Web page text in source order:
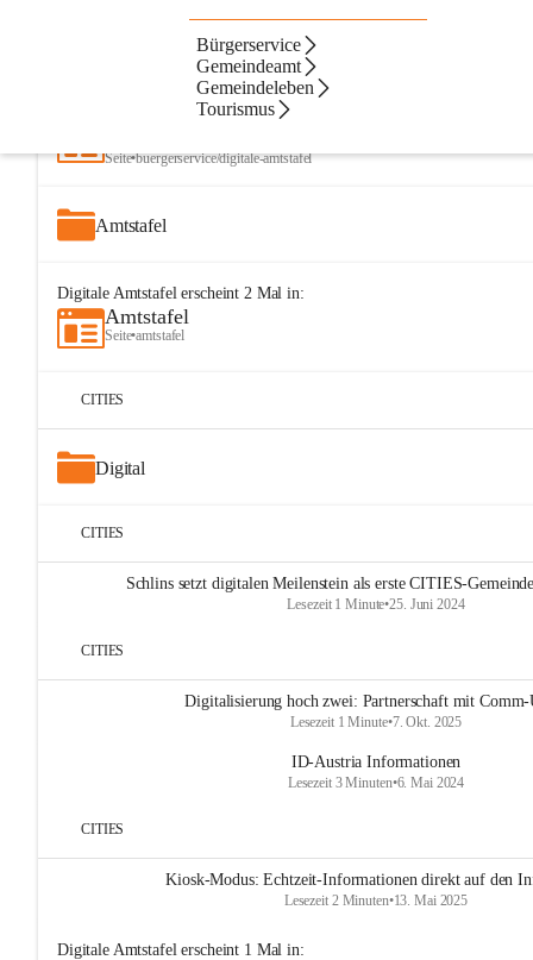
Bürgerservice
Gemeindeamt
Gemeindeleben
Tourismus
Artikel Dateien
Seite•buergerservice/digitale-amtstafel
Amtstafel
Digitale Amtstafelerscheint 2Mal in:
Amtstafel
Seite•amtstafel
CITIES
Digital
CITIES
Schlins setzt digitalen Meilenstein als erste CITIES-
Lesezeit 1 Minute•25. Juni 2024
CITIES
Digitalisierung hoch zwei: Partnerschaft mit
Lesezeit 1 Minute•7. Okt. 2025
ID-Austria Informationen
Lesezeit 3 Minuten•6. Mai 2024
CITIES
Kiosk-Modus: Echtzeit-Informationen direkt auf den
Lesezeit 2 Minuten•13. Mai 2025
Digitale Amtstafelerscheint 1 Mal in: